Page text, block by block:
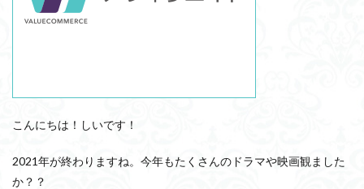
こんにちは！しいです！
2021年が終わりますね。今年もたくさんのドラマや映画観ました
か？？